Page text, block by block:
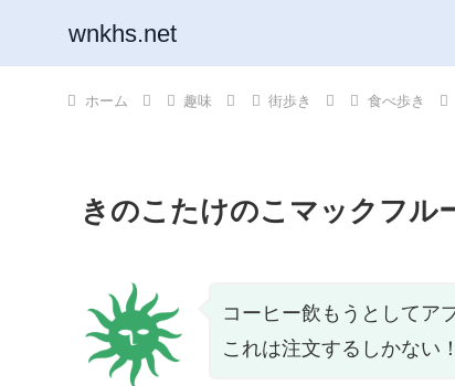
wnkhs.net
ホーム 趣味 街歩き 食べ歩き
きのこたけのこマックフル
コーヒー飲もうとしてア
これは注文するしかない